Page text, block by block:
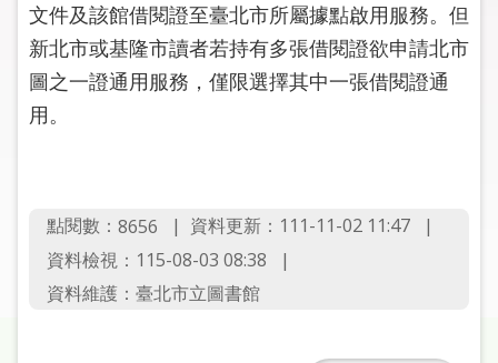
關
於
市
圖
請
常
文件及該館借閱證至臺北市所屬據點啟用服務。但
新北市或基隆市讀者若持有多張借閱證欲申請北市
圖之一證通用服務，僅限選擇其中一張借閱證通
用。
點閱數： 8656
資料更新：111-11-02 11:47
資料檢視：115-08-03 08:38
資料維護：臺北市立圖書館